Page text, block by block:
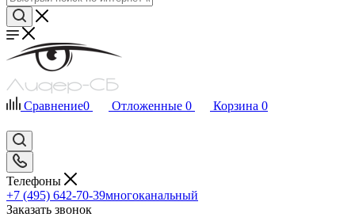
Сравнение0 Отложенные 0 Корзина 0
Телефоны
+7 (495) 642-70-39многоканальный
Заказать звонок